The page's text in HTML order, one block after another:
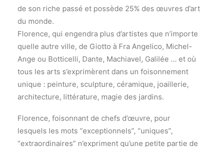
de son riche passé et possède 25% des œuvres d’art
du monde.
Florence, qui engendra plus d’artistes que n’importe
quelle autre ville, de Giotto à Fra Angelico, Michel-
Ange ou Botticelli, Dante, Machiavel, Galilée … et où
tous les arts s’exprimèrent dans un foisonnement
unique : peinture, sculpture, céramique, joaillerie,
architecture, littérature, magie des jardins.
Florence, foisonnant de chefs d’œuvre, pour
lesquels les mots “exceptionnels”, “uniques”,
“extraordinaires” n’expriment qu’une petite partie de